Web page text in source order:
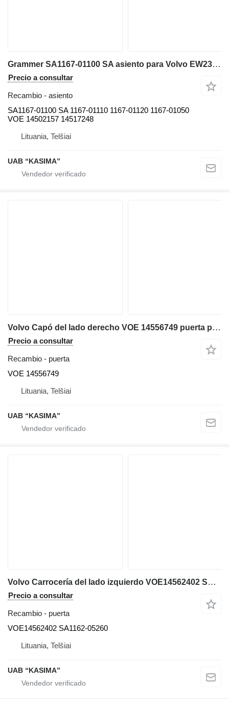
Grammer SA1167-01100 SA asiento para Volvo EW230C excavadora
Precio a consultar
Recambio - asiento
SA1167-01100 SA 1167-01110 1167-01120 1167-01050
VOE 14502157 14517248
Lituania, Telšiai
UAB “KASIMA”
Volvo Capó del lado derecho VOE 14556749 puerta para Volvo EC240LC excavadora
Precio a consultar
Recambio - puerta
VOE 14556749
Lituania, Telšiai
UAB “KASIMA”
Volvo Carrocería del lado izquierdo VOE14562402 SA1162-05260 puerta para Volvo EC240LC excavadora
Precio a consultar
Recambio - puerta
VOE14562402 SA1162-05260
Lituania, Telšiai
UAB “KASIMA”